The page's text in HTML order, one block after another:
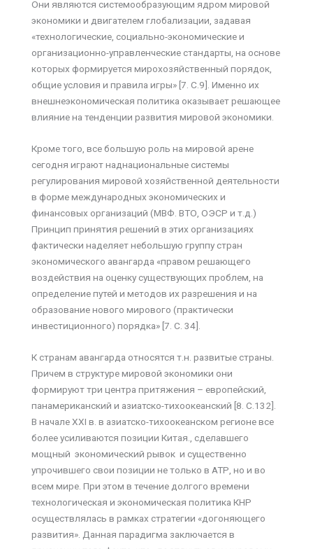
Они являются системообразующим ядром мировой
экономики и двигателем глобализации, задавая
«технологические, социально-экономические и
организационно-управленческие стандарты, на основе
которых формируется мирохозяйственный порядок,
общие условия и правила игры» [7. C.9]. Именно их
внешнеэкономическая политика оказывает решающее
влияние на тенденции развития мировой экономики.
Кроме того, все большую роль на мировой арене
сегодня играют наднациональные системы
регулирования мировой хозяйственной деятельности
в форме международных экономических и
финансовых организаций (МВФ. ВТО, ОЭСР и т.д.)
Принцип принятия решений в этих организациях
фактически наделяет небольшую группу стран
экономического авангарда «правом решающего
воздействия на оценку существующих проблем, на
определение путей и методов их разрешения и на
образование нового мирового (практически
инвестиционного) порядка» [7. C. 34].
К странам авангарда относятся т.н. развитые страны.
Причем в структуре мировой экономики они
формируют три центра притяжения – европейский,
панамериканский и азиатско-тихоокеанский [8. C.132].
В начале XXI в. в азиатско-тихоокеанском регионе все
более усиливаются позиции Китая., сделавшего
мощный экономический рывок и существенно
упрочившего свои позиции не только в АТР, но и во
всем мире. При этом в течение долгого времени
технологическая и экономическая политика КНР
осуществлялась в рамках стратегии «догоняющего
развития». Данная парадигма заключается в